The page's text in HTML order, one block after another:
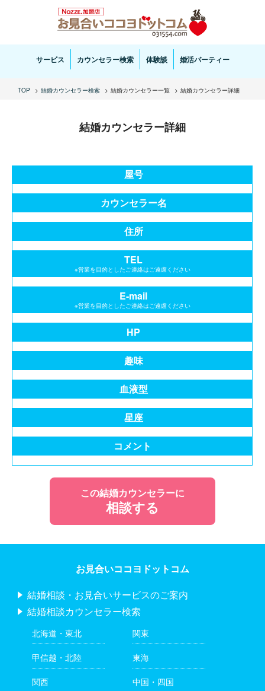
お見合い・結婚相談ならお見合いココヨドットコムへ。専任の結婚カウンセラーがサポートいた
します。
サービス カウンセラー検索 体験談 婚活パーティー
TOP 結婚カウンセラー検索 結婚カウンセラー一覧 結婚カウンセラー詳細
結婚カウンセラー詳細
屋号
カウンセラー名
住所
TEL
※営業を目的としたご連絡はご遠慮ください
E-mail
※営業を目的としたご連絡はご遠慮ください
HP
趣味
血液型
星座
コメント
この結婚カウンセラーに
相談する
お見合いココヨドットコム
結婚相談・お見合いサービスのご案内
結婚相談カウンセラー検索
北海道・東北 関東
甲信越・北陸 東海
関西 中国・四国